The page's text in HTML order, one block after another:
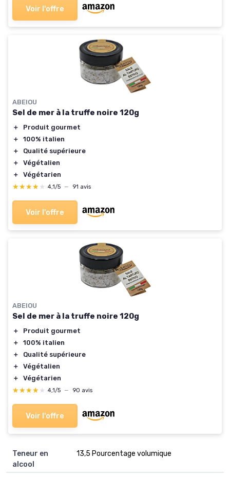
Voir l'offre
ABEIOU
Sel de mer à la truffe noire 120g
＋
Produit gourmet
＋
100% italien
＋
Qualité supérieure
＋
Végétalien
＋
Végétarien
★★★★★
★★★★★ 4,1/5 — 91 avis
Voir l'offre
ABEIOU
Sel de mer à la truffe noire 120g
＋
Produit gourmet
＋
100% italien
＋
Qualité supérieure
＋
Végétalien
＋
Végétarien
★★★★★
★★★★★ 4,1/5 — 90 avis
Voir l'offre
Teneur en
alcool
‎13,5 Pourcentage volumique